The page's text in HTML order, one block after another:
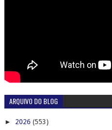
ARQUIVO DO BLOG
► 2026 (553)